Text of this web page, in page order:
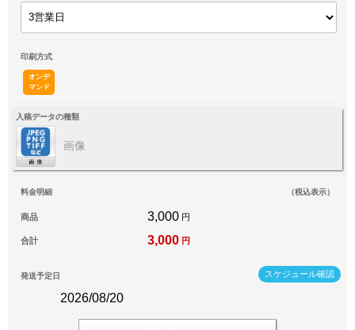
印刷方式
オンデ
マンド
入稿データの種類
画像
料金明細 （税込表示）
商品 3,000 円
合計 3,000 円
スケジュール確認
発送予定日
2026/08/20